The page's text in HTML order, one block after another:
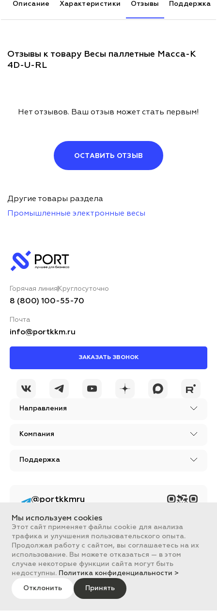
Описание Характеристики Отзывы Поддержка
Отзывы к товару Весы паллетные Масса-К
4D-U-RL
Нет отзывов. Ваш отзыв может стать первым!
ОСТАВИТЬ ОТЗЫВ
Другие товары раздела
Промышленные электронные весы
Направления
Компания
Поддержка
Горячая линия Круглосуточно
8 (800) 100-55-70
Почта
info@portkkm.ru
ЗАКАЗАТЬ ЗВОНОК
Вся информация, размещенная на сайте, носит ознакомительный
характер и не является публичной офертой, определяемой
положениями Статьи 437 ГК РФ.
Все цены на сайте указаны с НДС. ООО "ПОРТ" ИНН 2461018892,
ОГРН 1022401953496
ПОРТ 2011-2026
Политика обработки данных
@portkkmru
контент PORT - бизнес
портал
Мы используем cookies
Этот сайт применяет файлы cookie для анализа
трафика и улучшения пользовательского опыта.
Продолжая работу с сайтом, вы соглашаетесь на их
использование. Вы можете отказаться — в этом
случае некоторые функции сайта могут быть
недоступны. Политика конфиденциальности >
Отклонить Принять